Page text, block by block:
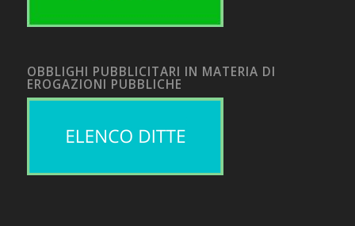
OBBLIGHI PUBBLICITARI IN MATERIA DI
EROGAZIONI PUBBLICHE